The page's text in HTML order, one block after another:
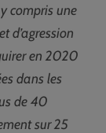
compris une
d’agression
en 2020
dans les
de 40
sur 25